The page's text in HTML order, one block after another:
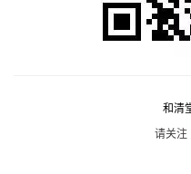
和清
请关注